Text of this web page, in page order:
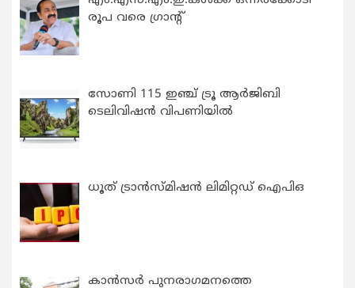
രൂപ വരെ ഗ്രാന്റ്
സോണി 115 ഇഞ്ച് ട്രൂ ആർജിബി
ടെലിവിഷൻ വിപണിയിൽ
ധൂത് ട്രാൻസ്മിഷൻ ലിമിറ്റഡ് ഐപിഒ
കാന്‍സര്‍ പുനരാഗമനത്തെ